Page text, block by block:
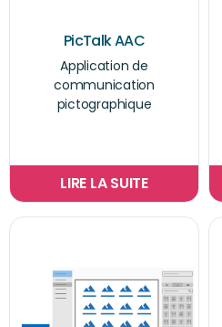
PicTalk AAC
Application de
communication
pictographique
LIRE LA SUITE